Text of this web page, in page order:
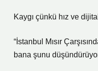
Kaygı çünkü hız ve
“İstanbul Mısır
bana şunu